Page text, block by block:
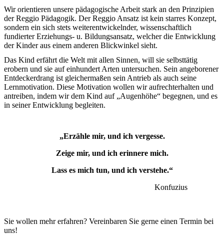
Wir orientieren unsere pädagogische Arbeit stark an den Prinzipien
der Reggio Pädagogik. Der Reggio Ansatz ist kein starres Konzept,
sondern ein sich stets weiterentwickelnder, wissenschaftlich
fundierter Erziehungs- u. Bildungsansatz, welcher die Entwicklung
der Kinder aus einem anderen Blickwinkel sieht.
Das Kind erfährt die Welt mit allen Sinnen, will sie selbsttätig
erobern und sie auf einhundert Arten untersuchen. Sein angeborener
Entdeckerdrang ist gleichermaßen sein Antrieb als auch seine
Lernmotivation. Diese Motivation wollen wir aufrechterhalten und
antreiben, indem wir dem Kind auf „Augenhöhe“ begegnen, und es
in seiner Entwicklung begleiten.
„Erzähle mir, und ich vergesse.
Zeige mir, und ich erinnere mich.
Lass es mich tun, und ich verstehe.“
Konfuzius
Sie wollen mehr erfahren? Vereinbaren Sie gerne einen Termin bei
uns!